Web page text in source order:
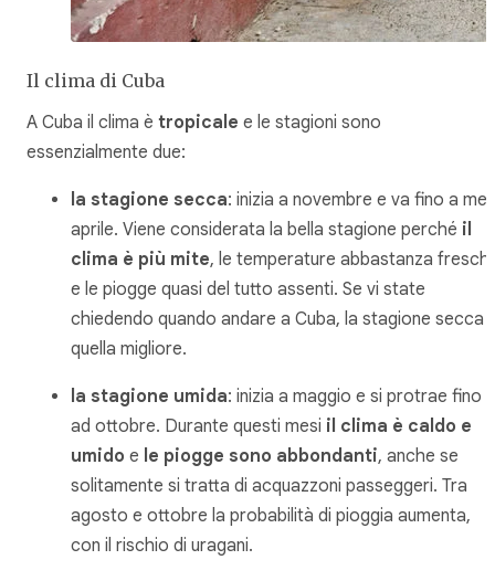
Il clima di Cuba
A Cuba il clima è tropicale e le stagioni sono
essenzialmente due:
la stagione secca: inizia a novembre e va fino a
aprile. Viene considerata la bella stagione perché il
clima è più mite, le temperature abbastanza
e le piogge quasi del tutto assenti. Se vi state
chiedendo quando andare a Cuba, la stagione secca
quella migliore.
la stagione umida: inizia a maggio e si protrae fino
ad ottobre. Durante questi mesi il clima è caldo e
umido e le piogge sono abbondanti, anche se
solitamente si tratta di acquazzoni passeggeri. Tra
agosto e ottobre la probabilità di pioggia aumenta,
con il rischio di uragani.